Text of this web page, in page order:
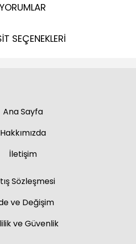
YORUMLAR
SEÇENEKLERİ
Ana Sayfa
Hakkımızda
İletişim
Sözleşmesi
ve Değişim
ve Güvenlik